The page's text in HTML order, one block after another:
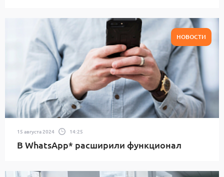
НОВОСТИ
15 августа 2024 14:25
В WhatsApp* расширили функционал